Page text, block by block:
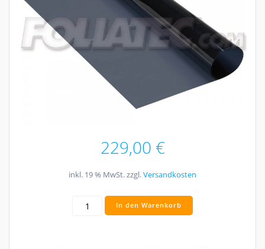
229,00 €
inkl. 19 % MwSt.zzgl.Versandkosten
FOLIATEC
Menge
In den Warenkorb